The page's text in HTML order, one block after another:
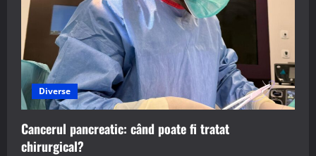
Diverse
Cancerul pancreatic: când poate fi tratat
chirurgical?